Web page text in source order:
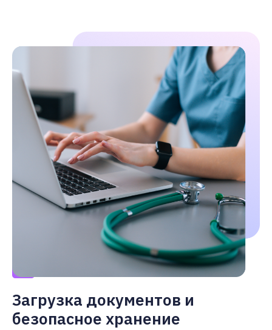
Загрузка документов и
безопасное хранение